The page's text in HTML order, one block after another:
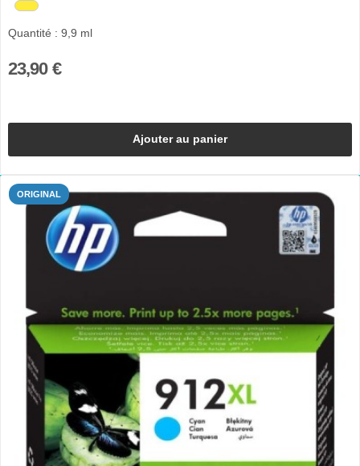
Quantité : 9,9 ml
23,90 €
Ajouter au panier
ORIGINAL